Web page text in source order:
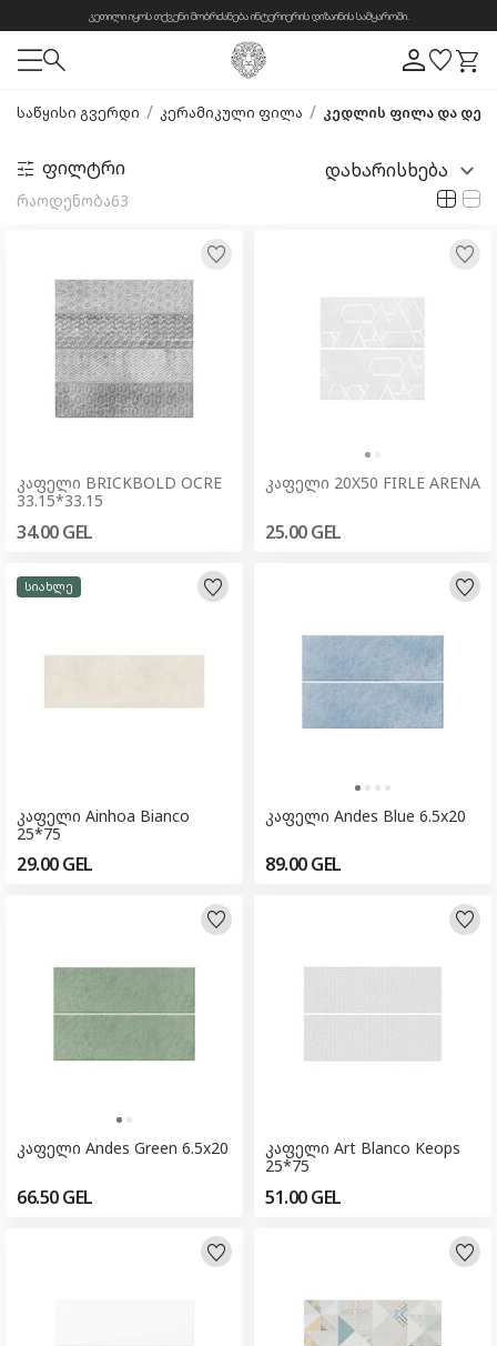
კეთილი იყოს თქვენი მობრძანება ინტერიერის დიზაინის სამყაროში.
საწყისი გვერდი / კერამიკული ფილა / კედლის ფილა და
ფილტრი
რაოდენობა63
დახარისხება
კაფელი BRICKBOLD OCRE
33.15*33.15
34.00GEL
კაფელი 20X50 FIRLE ARENA
25.00GEL
სიახლე
კაფელი Ainhoa Bianco
25*75
29.00GEL
კაფელი Andes Blue 6.5x20
89.00GEL
კაფელი Andes Green 6.5x20
66.50GEL
კაფელი Art Blanco Keops
25*75
51.00GEL